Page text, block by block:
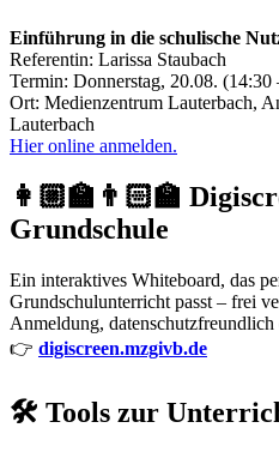
Einführung in die schulische
Referentin: Larissa Staubach
Termin: Donnerstag, 20.08.
Ort: Medienzentrum Lauterbach,
Lauterbach
Hier online anmelden.
👩🏼‍🏫👨🏻‍🏫
Grundschule
Ein interaktives Whiteboard, das
Grundschulunterricht passt – frei
Anmeldung,
👉 digiscreen.mzgivb.de
🛠️ Tools zur